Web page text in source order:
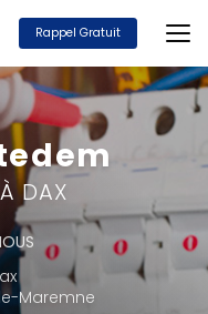
Rappel Gratuit
DAX
Maremne